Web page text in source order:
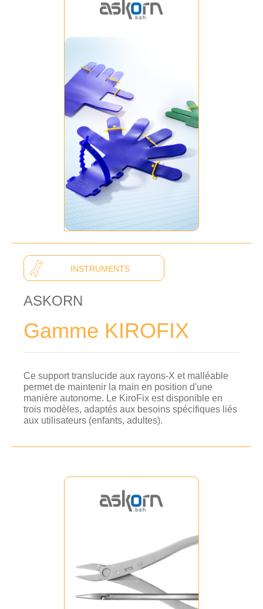
INSTRUMENTS
ASKORN
Gamme KIROFIX
Ce support translucide aux rayons-X et malléable
permet de maintenir la main en position d'une
manière autonome. Le KiroFix est disponible en
trois modèles, adaptés aux besoins spécifiques liés
aux utilisateurs (enfants, adultes).